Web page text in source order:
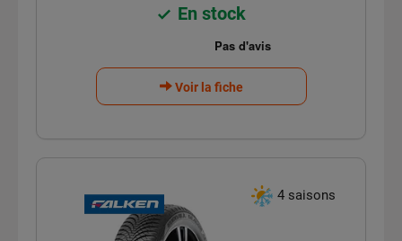
En stock
Voir la fiche
4 saisons